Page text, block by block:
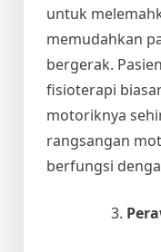
untuk
memudahkan
bergerak.
fisioterapi
motoriknya
rangsangan
berfungsi